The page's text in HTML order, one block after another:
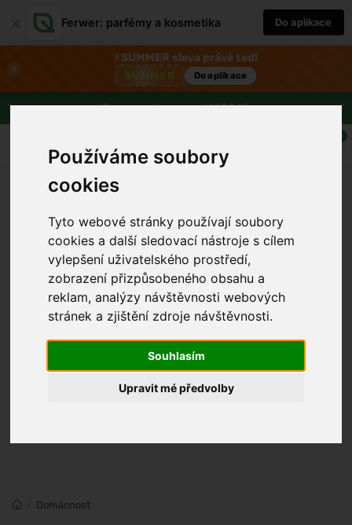
Používáme soubory
cookies
Tyto webové stránky používají soubory
cookies a další sledovací nástroje s cílem
vylepšení uživatelského prostředí,
zobrazení přizpůsobeného obsahu a
reklam, analýzy návštěvnosti webových
stránek a zjištění zdroje návštěvnosti.
Souhlasím
Upravit mé předvolby
Ferwer: parfémy a kosmetika Do aplikace
×
⚡SUMMER sleva právě teď!
Do aplikace
Doprava zdarma nad 1800 Kč
0
Domácnost